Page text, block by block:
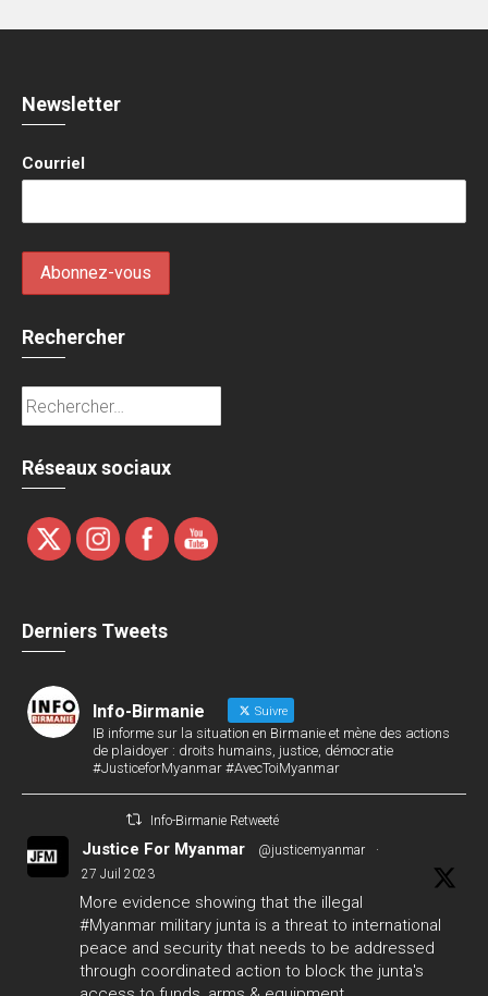
Newsletter
Courriel
Rechercher
Rechercher :
Réseaux sociaux
Derniers Tweets
Info-Birmanie Suivre
IB informe sur la situation en Birmanie et mène des actions
de plaidoyer : droits humains, justice, démocratie
#JusticeforMyanmar #AvecToiMyanmar
Info-Birmanie Retweeté
Justice For Myanmar @justicemyanmar
·
27 Juil 2023
More evidence showing that the illegal
#Myanmar military junta is a threat to international
peace and security that needs to be addressed
through coordinated action to block the junta's